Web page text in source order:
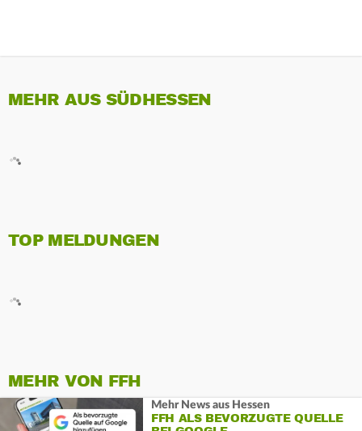
MEHR AUS SÜDHESSEN
TOP MELDUNGEN
MEHR VON FFH
Mehr News aus Hessen
FFH ALS BEVORZUGTE QUELLE